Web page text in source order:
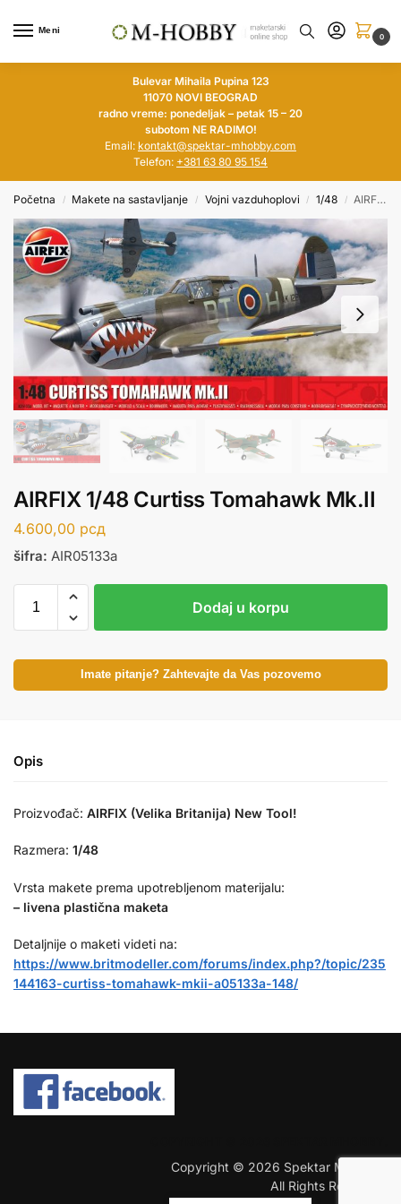
Meni
0
Bulevar Mihaila Pupina 123
11070 NOVI BEOGRAD
radno vreme: ponedeljak – petak 15 – 20
subotom NE RADIMO!
Email: kontakt@spektar-mhobby.com
Telefon: +381 63 80 95 154
Početna / Makete na sastavljanje / Vojni vazduhoplovi / 1/48 / AIRFIX 1/48 Curtiss Tomahawk Mk.II
AIRFIX 1/48 Curtiss Tomahawk Mk.II
4.600,00 рсд
šifra: AIR05133a
Dodaj u korpu
Imate pitanje? Zahtevajte da Vas pozovemo
Opis
Proizvođač: AIRFIX (Velika Britanija) New Tool!
Razmera: 1/48
Vrsta makete prema upotrebljenom materijalu:
– livena plastična maketa
Detaljnije o maketi videti na:
https://www.britmodeller.com/forums/index.php?/topic/235
144163-curtiss-tomahawk-mkii-a05133a-148/
Copyright © 2026 Spektar MHobby.
All Rights Reserved.